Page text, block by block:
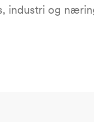
industri og